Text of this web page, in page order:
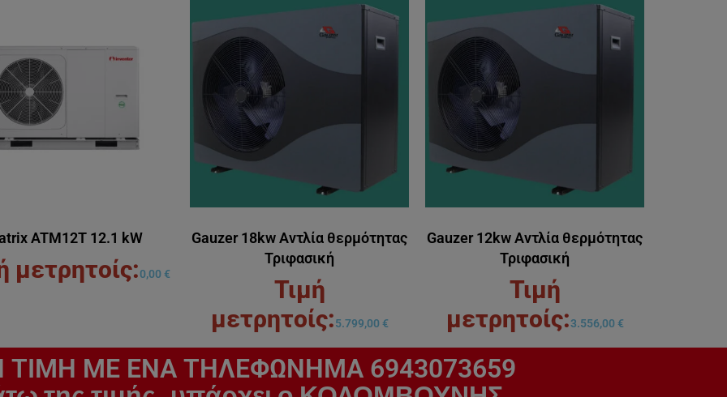
ATM12T 12.1 kW
0,00 €
Gauzer 18kw Αντλία θερμότητας
Τριφασική
5.799,00 €
Gauzer 12kw Αντλία θερμότητας
Τριφασική
3.556,00 €
ΤΙΜΗ ΜΕ ΕΝΑ ΤΗΛΕΦΩΝΗΜΑ 6943073659